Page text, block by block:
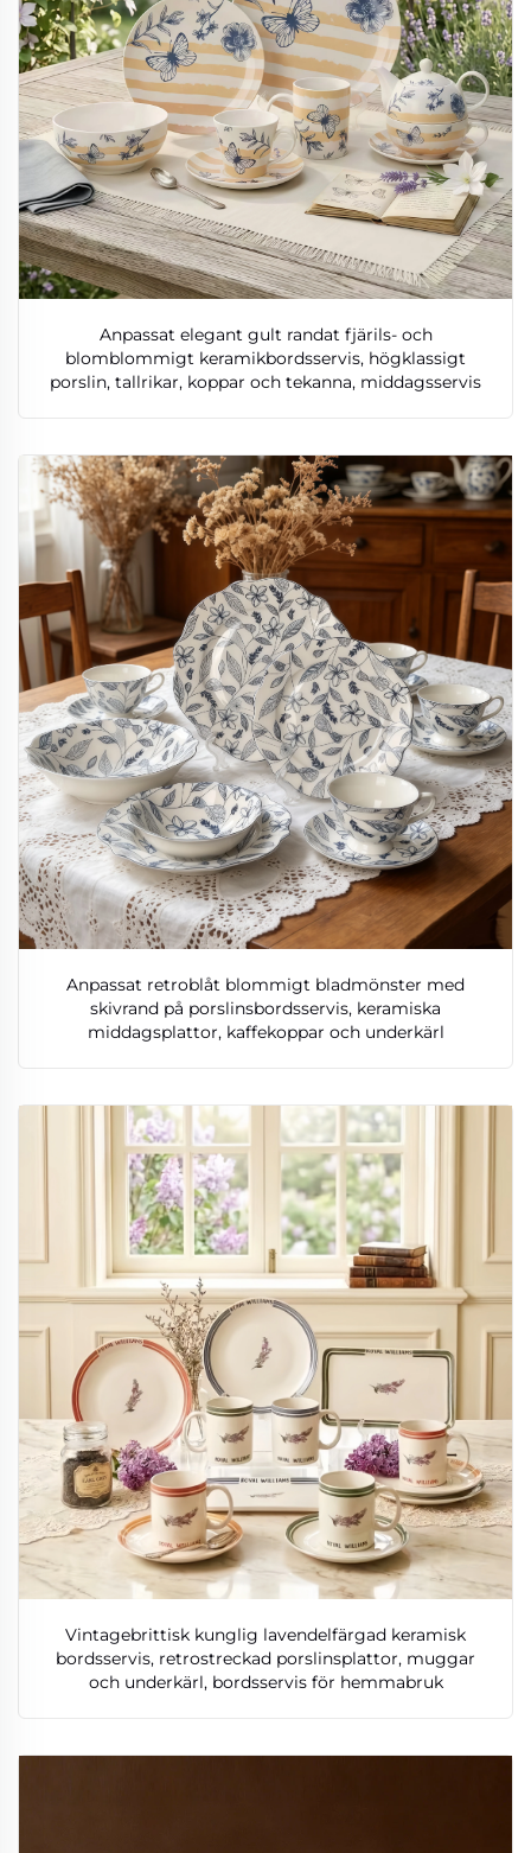
Anpassat elegant gult randat fjärils- och
blomblommigt keramikbordsservis, högklassigt
porslin, tallrikar, koppar och tekanna, middagsservis
Anpassat retroblåt blommigt bladmönster med
skivrand på porslinsbordsservis, keramiska
middagsplattor, kaffekoppar och underkärl
Vintagebrittisk kunglig lavendelfärgad keramisk
bordsservis, retrostreckad porslinsplattor, muggar
och underkärl, bordsservis för hemmabruk